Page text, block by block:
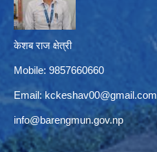
केशब राज क्षेत्री
Mobile: 9857660660
Email: kckeshav00@gmail.com
info@barengmun.gov.np